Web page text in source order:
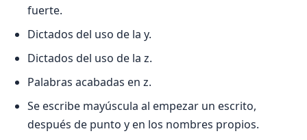
fuerte.
Dictados del uso de la y.
Dictados del uso de la z.
Palabras acabadas en z.
Se escribe mayúscula al empezar un escrito,
después de punto y en los nombres propios.